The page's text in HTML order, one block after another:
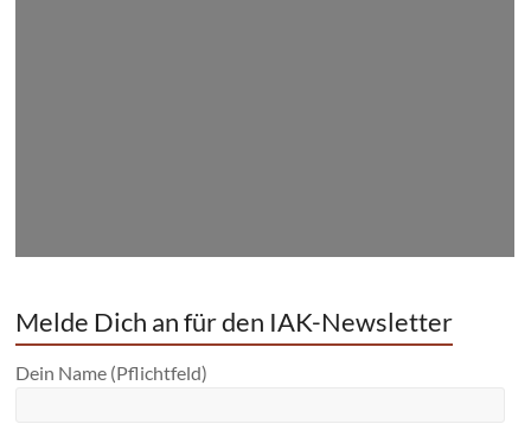
Melde Dich an für den IAK-Newsletter
Dein Name (Pflichtfeld)